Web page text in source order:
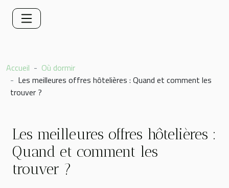
Accueil
Où dormir
Les meilleures offres hôtelières : Quand et comment les
trouver ?
Les meilleures offres hôtelières :
Quand et comment les
trouver ?